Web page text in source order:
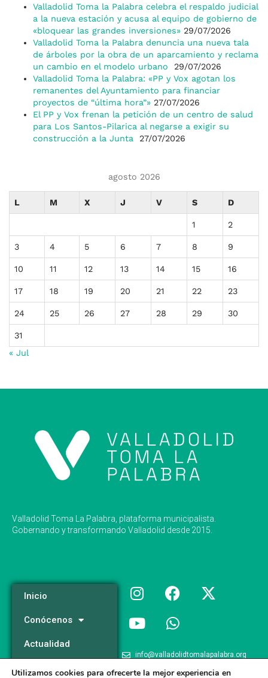
Valladolid Toma la Palabra celebra el respaldo judicial
a la nueva estación y acusa al equipo de gobierno de
«bloquear las grandes inversiones» 29/07/2026
Valladolid Toma la Palabra denuncia una nueva tala
de árboles por la obra de un aparcamiento y reclama
un cambio en el modelo urbano
29/07/2026
Valladolid Toma la Palabra: «PP y Vox agotan los
remanentes del Ayuntamiento para financiar
proyectos de “última hora”» 27/07/2026
El PP y Vox frenan la petición de un centro de salud
para Los Santos-Pilarica al negarse a exigir su
construcción a la Junta
27/07/2026
agosto 2026
L M X J V S D
1 2
3 4 5 6 7 8 9
10 11 12 13 14 15 16
17 18 19 20 21 22 23
24 25 26 27 28 29 30
31
« Jul
Valladolid Toma La Palabra, plataforma municipalista.
Gobernando y transformando Valladolid desde 2015.
Inicio
Conócenos
Actualidad
Programa
info@valladolidtomalapalabra.org
Utilizamos cookies para ofrecerte la mejor experiencia en